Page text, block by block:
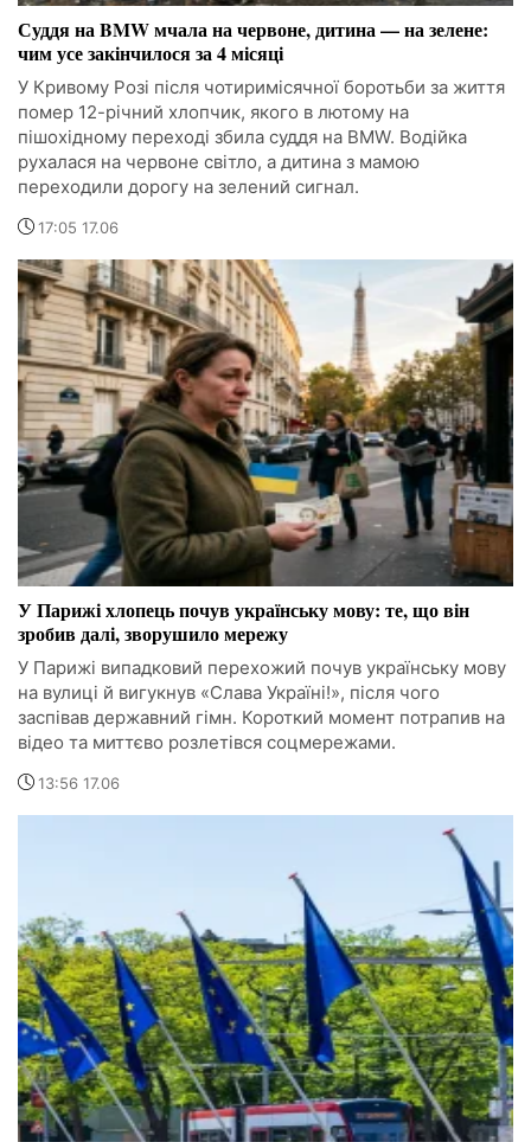
Суддя на BMW мчала на червоне, дитина — на зелене:
чим усе закінчилося за 4 місяці
У Кривому Розі після чотиримісячної боротьби за життя
помер 12-річний хлопчик, якого в лютому на
пішохідному переході збила суддя на BMW. Водійка
рухалася на червоне світло, а дитина з мамою
переходили дорогу на зелений сигнал.
17:05 17.06
У Парижі хлопець почув українську мову: те, що він
зробив далі, зворушило мережу
У Парижі випадковий перехожий почув українську мову
на вулиці й вигукнув «Слава Україні!», після чого
заспівав державний гімн. Короткий момент потрапив на
відео та миттєво розлетівся соцмережами.
13:56 17.06